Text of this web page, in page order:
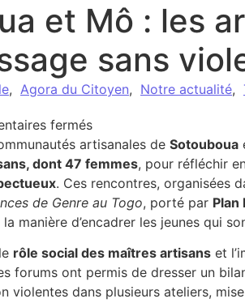
et Mô : les
sans
, Agora du Citoyen, Notre actualité,
ferméssur Sotouboua et Mô :
artisanales de Sotouboua
dont 47 femmes, pour réfléchir
. Ces rencontres, organisées
de Genre au Togo, porté par Plan
manière d’encadrer les jeunes qui
rôle social des maîtres artisans et
forums ont permis de dresser un
violentes dans plusieurs ateliers,